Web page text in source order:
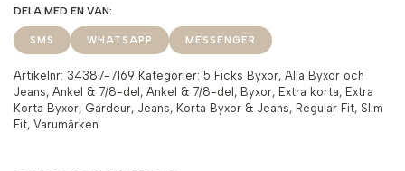
SMS WHATSAPP MESSENGER
Artikelnr: 34387-7169 Kategorier: 5 Ficks Byxor, Alla Byxor och
Jeans, Ankel & 7/8-del, Ankel & 7/8-del, Byxor, Extra korta, Extra
Korta Byxor, Gardeur, Jeans, Korta Byxor & Jeans, Regular Fit, Slim
Fit, Varumärken